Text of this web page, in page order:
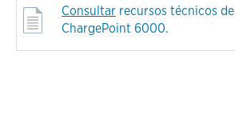
Consultar recursos técnicos de
ChargePoint 6000.